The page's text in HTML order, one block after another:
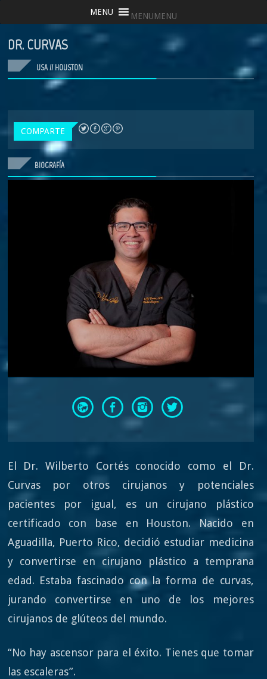
DR. CURVAS
USA // HOUSTON
COMPARTE
BIOGRAFÍA
El Dr. Wilberto Cortés conocido como el Dr.
Curvas por otros cirujanos y potenciales
pacientes por igual, es un cirujano plástico
certificado con base en Houston. Nacido en
Aguadilla, Puerto Rico, decidió estudiar medicina
y convertirse en cirujano plástico a temprana
edad. Estaba fascinado con la forma de curvas,
jurando convertirse en uno de los mejores
cirujanos de glúteos del mundo.
“No hay ascensor para el éxito. Tienes que tomar
las escaleras”.
MENUMENU